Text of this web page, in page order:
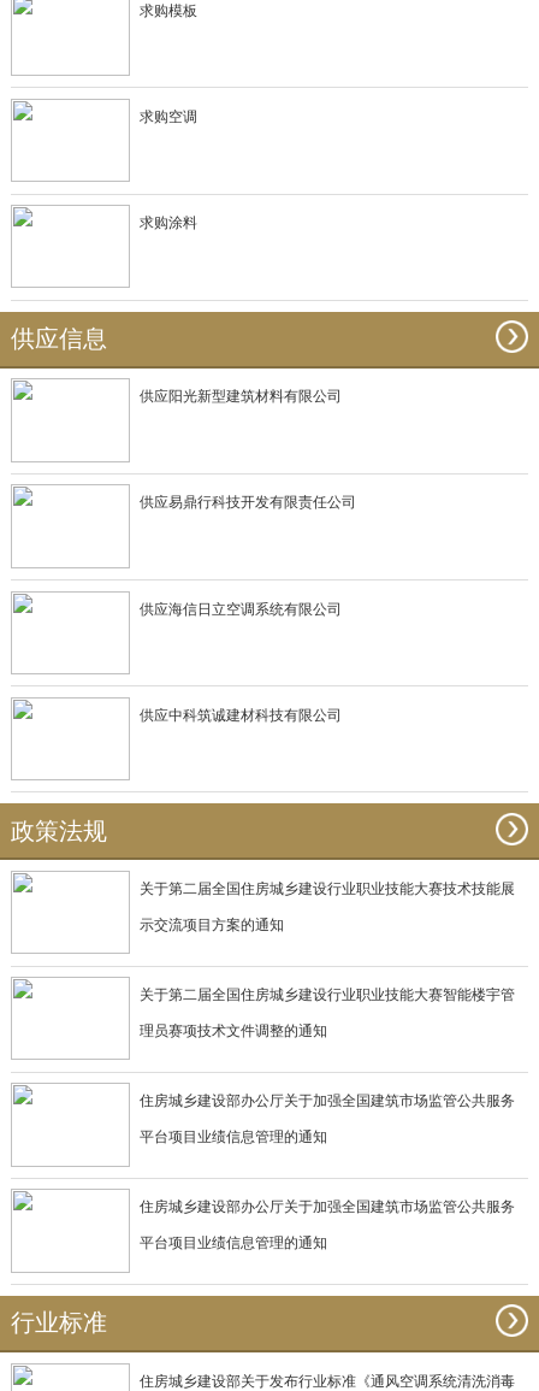
求购模板
求购空调
求购涂料
供应信息
供应阳光新型建筑材料有限公司
供应易鼎行科技开发有限责任公司
供应海信日立空调系统有限公司
供应中科筑诚建材科技有限公司
政策法规
关于第二届全国住房城乡建设行业职业技能大赛技术技能展
示交流项目方案的通知
关于第二届全国住房城乡建设行业职业技能大赛智能楼宇管
理员赛项技术文件调整的通知
住房城乡建设部办公厅关于加强全国建筑市场监管公共服务
平台项目业绩信息管理的通知
住房城乡建设部办公厅关于加强全国建筑市场监管公共服务
平台项目业绩信息管理的通知
行业标准
住房城乡建设部关于发布行业标准《通风空调系统清洗消毒